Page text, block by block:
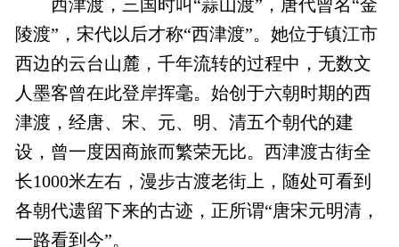
西津渡，三国时叫“蒜山渡”，唐代曾名“金
陵渡”，宋代以后才称“西津渡”。她位于镇江市
西边的云台山麓，千年流转的过程中，无数文
人墨客曾在此登岸挥毫。始创于六朝时期的西
津渡，经唐、宋、元、明、清五个朝代的建
设，曾一度因商旅而繁荣无比。西津渡古街全
长1000米左右，漫步古渡老街上，随处可看到
各朝代遗留下来的古迹，正所谓“唐宋元明清，
一路看到今”。